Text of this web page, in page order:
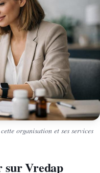
organisation et ses services
sur Vredap